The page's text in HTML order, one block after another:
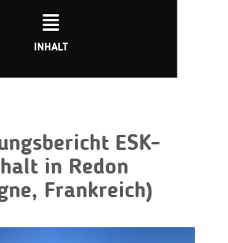
INHALT
ESK-
in Redon
Frankreich)